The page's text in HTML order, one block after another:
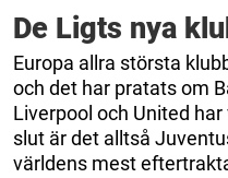
De Ligts nya
Europa allra största
och det har pratats om
Liverpool och United har
slut är det alltså
världens mest